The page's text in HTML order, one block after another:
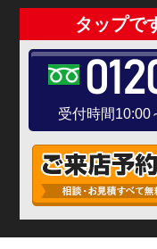
タップで
受付時間10:00